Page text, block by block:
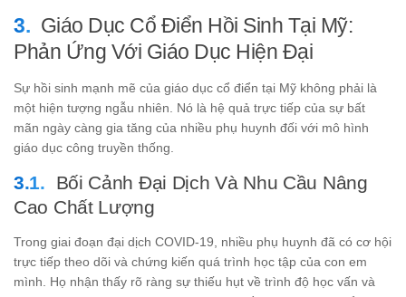
Giáo Dục Cổ Điển Hồi Sinh Tại Mỹ:
Phản Ứng Với Giáo Dục Hiện Đại
Sự hồi sinh mạnh mẽ của giáo dục cổ điển tại Mỹ không phải là
một hiện tượng ngẫu nhiên. Nó là hệ quả trực tiếp của sự bất
mãn ngày càng gia tăng của nhiều phụ huynh đối với mô hình
giáo dục công truyền thống.
Bối Cảnh Đại Dịch Và Nhu Cầu Nâng
Cao Chất Lượng
Trong giai đoạn đại dịch COVID-19, nhiều phụ huynh đã có cơ hội
trực tiếp theo dõi và chứng kiến quá trình học tập của con em
mình. Họ nhận thấy rõ ràng sự thiếu hụt về trình độ học vấn và